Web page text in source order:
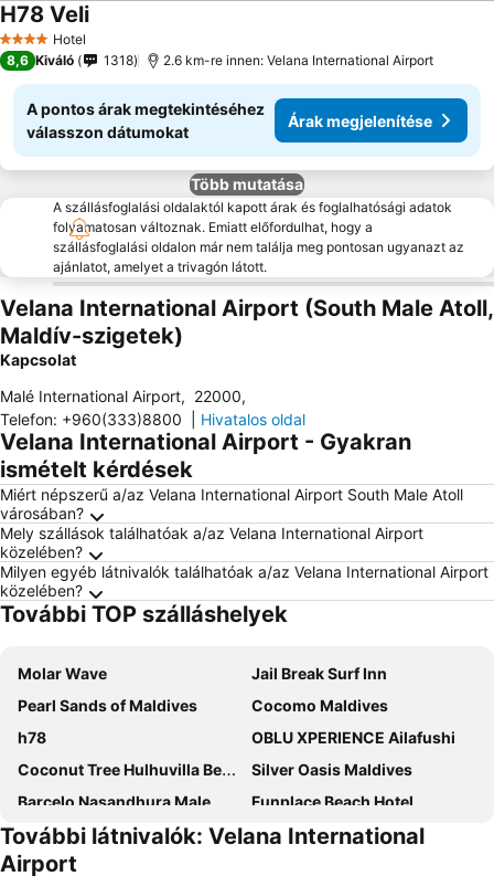
4 KategóriaHotel
H78 VeliÁrak megjelenítése
8,6 Kiváló 1318 2.6 km-re innen: Velana International Airport
A pontos árak megtekintéséhez
válasszon dátumokat
Árak megjelenítése
Több mutatása
A szállásfoglalási oldalaktól kapott árak és foglalhatósági adatok
folyamatosan változnak. Emiatt előfordulhat, hogy a
szállásfoglalási oldalon már nem találja meg pontosan ugyanazt az
ajánlatot, amelyet a trivagón látott.
Velana International Airport (South Male Atoll,
Maldív-szigetek)
Kapcsolat
Malé International Airport, 22000,
Telefon: +960(333)8800 Hivatalos oldal
Velana International Airport - Gyakran
ismételt kérdések
Miért népszerű a/az Velana International Airport South Male Atoll
városában?
Mely szállások találhatóak a/az Velana International Airport
közelében?
Milyen egyéb látnivalók találhatóak a/az Velana International Airport
közelében?
További TOP szálláshelyek
Molar Wave
Jail Break Surf Inn
Pearl Sands of Maldives
Cocomo Maldives
h78
OBLU XPERIENCE Ailafushi
Coconut Tree Hulhuvilla Beach
Silver Oasis Maldives
Barcelo Nasandhura Male
Funplace Beach Hotel
Samann Grand
Huvan Beach Hotel at Hulhumale'
Paralian Hulhumale'
További látnivalók: Velana International
Airport